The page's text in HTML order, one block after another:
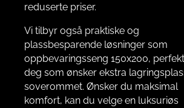
reduserte priser.
Vi tilbyr også praktiske og
plassbesparende løsninger som
oppbevaringsseng 150x200,
deg som ønsker ekstra
soverommet. Ønsker du maksimal
komfort, kan du velge en luksuriøs